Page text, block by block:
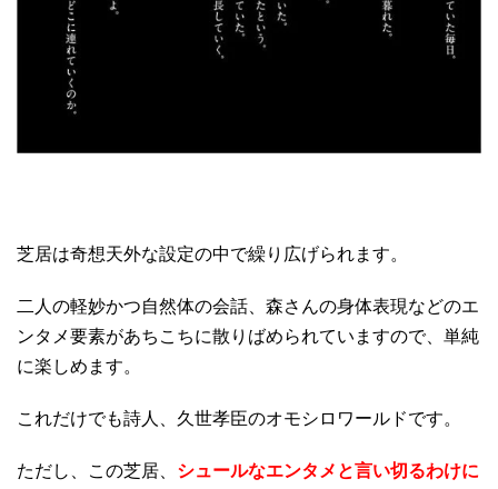
芝居は奇想天外な設定の中で繰り広げられます。
二人の軽妙かつ自然体の会話、森さんの身体表現などのエ
ンタメ要素があちこちに散りばめられていますので、単純
に楽しめます。
これだけでも詩人、久世孝臣のオモシロワールドです。
ただし、この芝居、 シュールなエンタメと言い切るわけに